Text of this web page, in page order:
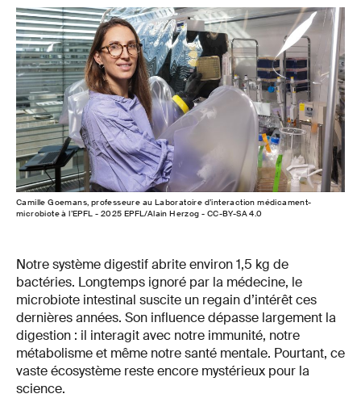
Camille Goemans, professeure au Laboratoire d’interaction médicament-
microbiote à l’EPFL - 2025 EPFL/Alain Herzog - CC-BY-SA 4.0
Notre système digestif abrite environ 1,5 kg de
bactéries. Longtemps ignoré par la médecine, le
microbiote intestinal suscite un regain d’intérêt ces
dernières années. Son influence dépasse largement la
digestion : il interagit avec notre immunité, notre
métabolisme et même notre santé mentale. Pourtant, ce
vaste écosystème reste encore mystérieux pour la
science.